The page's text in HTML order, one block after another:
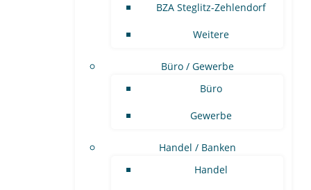
BZA Steglitz-Zehlendorf
Weitere
Büro / Gewerbe
Büro
Gewerbe
Handel / Banken
Handel